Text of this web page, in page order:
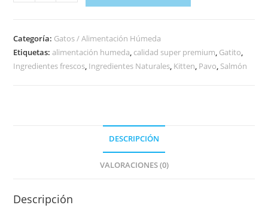
Categoría: Gatos / Alimentación Húmeda
Etiquetas:alimentación humeda, calidad super premium, Gatito,
Ingredientes frescos, Ingredientes Naturales, Kitten, Pavo, Salmón
DESCRIPCIÓN
VALORACIONES (0)
Descripción